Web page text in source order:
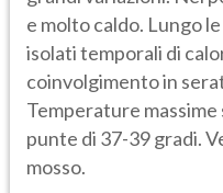
e molto caldo. Lungo
isolati temporali di
coinvolgimento in
Temperature
punte di 37-39 gradi.
mosso.